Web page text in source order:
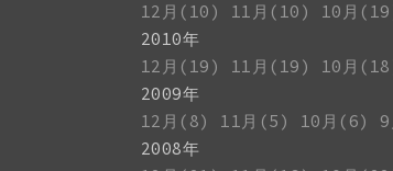
12月(10)
11月(10) 10月
2010年
12月(19)
11月(19) 10月
2009年
12月(8)
11月(5) 10月(6)
2008年